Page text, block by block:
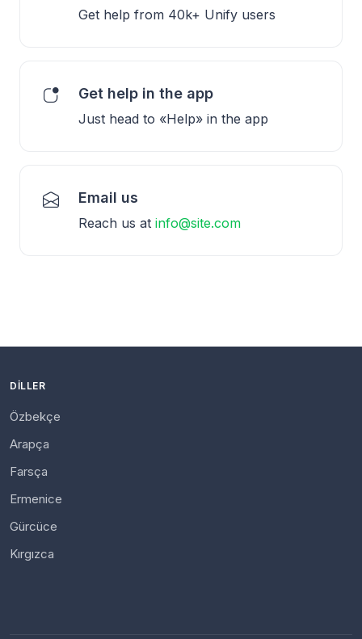
Get help from 40k+ Unify users
Get help in the app
Just head to «Help» in the app
Email us
Reach us at info@site.com
DILLER
Özbekçe
Arapça
Farsça
Ermenice
Gürcüce
Kırgızca